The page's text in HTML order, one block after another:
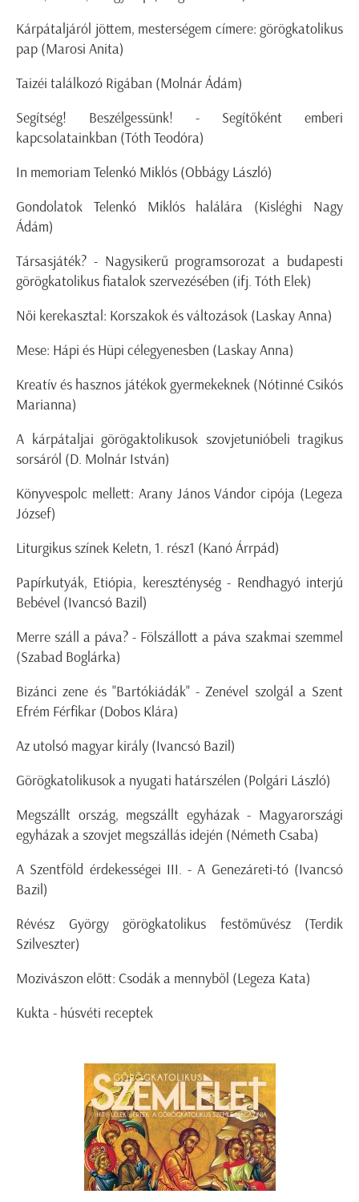
Kárpátaljáról jöttem, mesterségem címere: görögkatolikus
pap (Marosi Anita)
Taizéi találkozó Rigában (Molnár Ádám)
Segítség! Beszélgessünk! - Segítőként emberi
kapcsolatainkban (Tóth Teodóra)
In memoriam Telenkó Miklós (Obbágy László)
Gondolatok Telenkó Miklós halálára (Kisléghi Nagy
Ádám)
Társasjáték? - Nagysikerű programsorozat a budapesti
görögkatolikus fiatalok szervezésében (ifj. Tóth Elek)
Női kerekasztal: Korszakok és változások (Laskay Anna)
Mese: Hápi és Hüpi célegyenesben (Laskay Anna)
Kreatív és hasznos játékok gyermekeknek (Nótinné Csikós
Marianna)
A kárpátaljai görögaktolikusok szovjetunióbeli tragikus
sorsáról (D. Molnár István)
Könyvespolc mellett: Arany János Vándor cipója (Legeza
József)
Liturgikus színek Keletn, 1. rész1 (Kanó Árrpád)
Papírkutyák, Etiópia, kereszténység - Rendhagyó interjú
Bebével (Ivancsó Bazil)
Merre száll a páva? - Fölszállott a páva szakmai szemmel
(Szabad Boglárka)
Bizánci zene és "Bartókiádák" - Zenével szolgál a Szent
Efrém Férfikar (Dobos Klára)
Az utolsó magyar király (Ivancsó Bazil)
Görögkatolikusok a nyugati határszélen (Polgári László)
Megszállt ország, megszállt egyházak - Magyarországi
egyházak a szovjet megszállás idején (Németh Csaba)
A Szentföld érdekességei III. - A Genezáreti-tó (Ivancsó
Bazil)
Révész György görögkatolikus festőművész (Terdik
Szilveszter)
Mozivászon előtt: Csodák a mennyből (Legeza Kata)
Kukta - húsvéti receptek